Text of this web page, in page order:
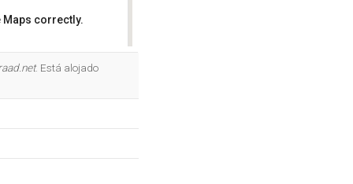
Maps correctly.
. Está alojado